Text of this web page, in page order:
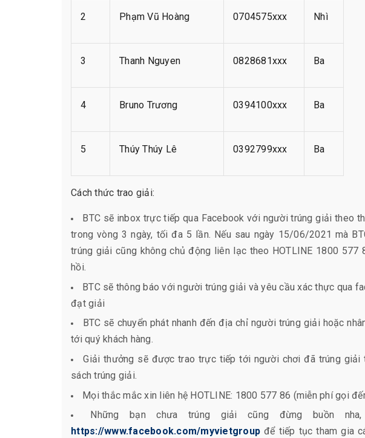
2 Phạm Vũ Hoàng 0704575xxx Nhì
3 Thanh Nguyen 0828681xxx Ba
4 Bruno Trương 0394100xxx Ba
5 Thúy Thúy Lê 0392799xxx Ba
Cách thức trao giải:
BTC sẽ inbox trực tiếp qua Facebook với người trúng giải theo
trong vòng 3 ngày, tối đa 5 lần. Nếu sau ngày 15/06/2021 mà
trúng giải cũng không chủ động liên lạc theo HOTLINE 1800
hồi.
BTC sẽ thông báo với người trúng giải và yêu cầu xác thực qua
đạt giải
BTC sẽ chuyển phát nhanh đến địa chỉ người trúng giải hoặc
tới quý khách hàng.
Giải thưởng sẽ được trao trực tiếp tới người chơi đã trúng giải
sách trúng giải.
Mọi thắc mắc xin liên hệ HOTLINE: 1800 577 86 (miễn phí gọi
Những bạn chưa trúng giải cũng đừng buồn
https://www.facebook.com/myvietgroup để tiếp tục tham gia